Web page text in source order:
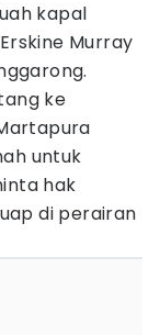
kapal
Murray
ke
untuk
hak
di perairan